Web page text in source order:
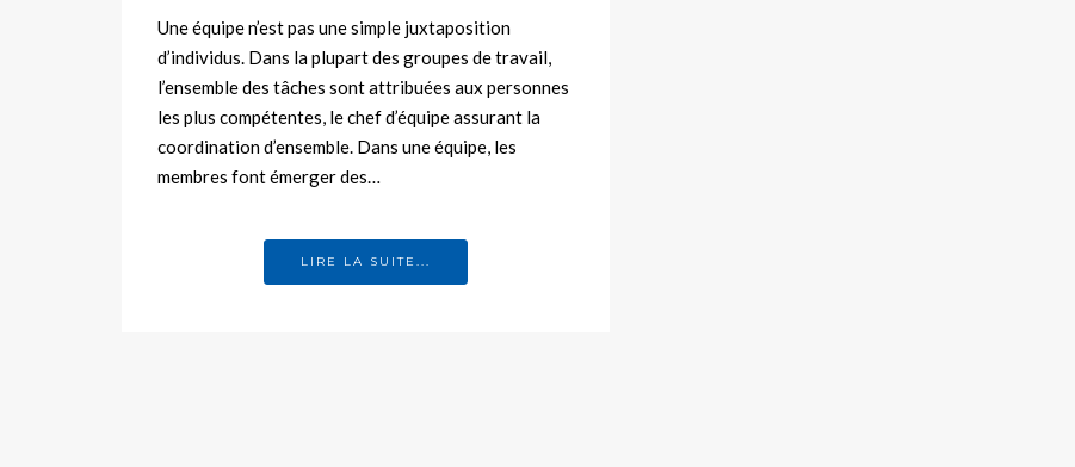
Une équipe n’est pas une simple juxtaposition
d’individus. Dans la plupart des groupes de travail,
l’ensemble des tâches sont attribuées aux personnes
les plus compétentes, le chef d’équipe assurant la
coordination d’ensemble. Dans une équipe, les
membres font émerger des…
LIRE LA SUITE...